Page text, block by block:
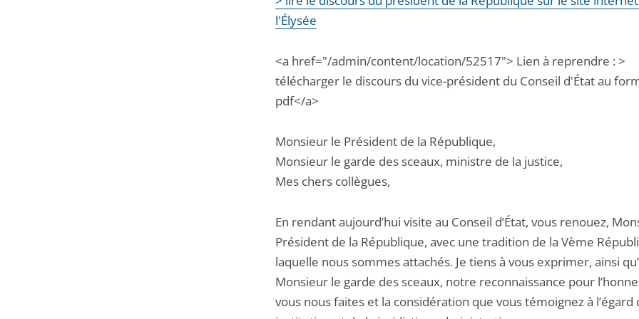
l'Élysée
<a href="/admin/content/location/52517"> Lien à reprendre : >
télécharger le discours du vice-président du Conseil d'État au
pdf</a>
Monsieur le Président de la République,
Monsieur le garde des sceaux, ministre de la justice,
Mes chers collègues,
En rendant aujourd’hui visite au Conseil d’État, vous renouez,
Président de la République, avec une tradition de la Vème
laquelle nous sommes attachés. Je tiens à vous exprimer, ainsi
Monsieur le garde des sceaux, notre reconnaissance pour
vous nous faites et la considération que vous témoignez à l’égard